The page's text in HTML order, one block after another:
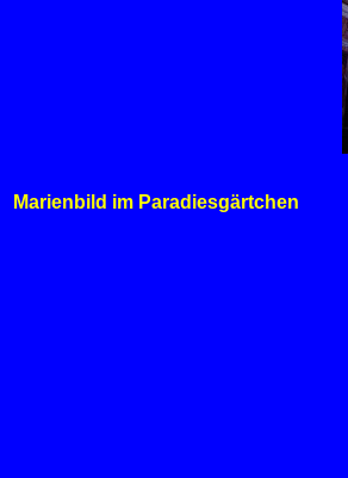
Marienbild im Paradiesgärtchen